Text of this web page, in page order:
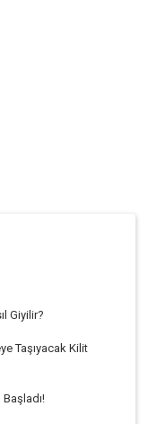
Giyilir?
Taşıyacak Kilit